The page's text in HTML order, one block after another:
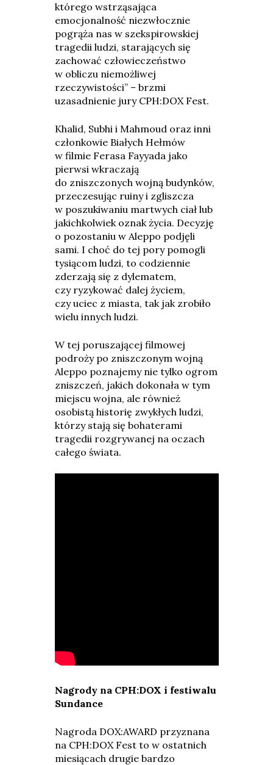
którego wstrząsająca
emocjonalność niezwłocznie
pogrąża nas w szekspirowskiej
tragedii ludzi, starających się
zachować człowieczeństwo
w obliczu niemożliwej
rzeczywistości” – brzmi
uzasadnienie jury CPH:DOX Fest.
Khalid, Subhi i Mahmoud oraz inni
członkowie Białych Hełmów
w filmie Ferasa Fayyada jako
pierwsi wkraczają
do zniszczonych wojną budynków,
przeczesując ruiny i zgliszcza
w poszukiwaniu martwych ciał lub
jakichkolwiek oznak życia. Decyzję
o pozostaniu w Aleppo podjęli
sami. I choć do tej pory pomogli
tysiącom ludzi, to codziennie
zderzają się z dylematem,
czy ryzykować dalej życiem,
czy uciec z miasta, tak jak zrobiło
wielu innych ludzi.
W tej poruszającej filmowej
podroży po zniszczonym wojną
Aleppo poznajemy nie tylko ogrom
zniszczeń, jakich dokonała w tym
miejscu wojna, ale również
osobistą historię zwykłych ludzi,
którzy stają się bohaterami
tragedii rozgrywanej na oczach
całego świata.
Nagrody na CPH:DOX i festiwalu
Sundance
Nagroda DOX:AWARD przyznana
na CPH:DOX Fest to w ostatnich
miesiącach drugie bardzo